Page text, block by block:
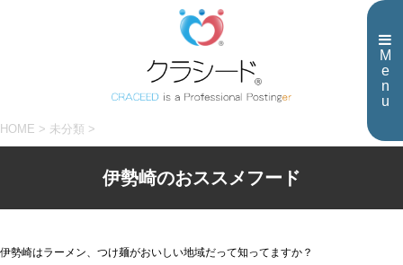
M
e
n
u
HOME > 未分類 >
伊勢崎のおススメフード
伊勢崎はラーメン、つけ麺がおいしい地域だって知ってますか？